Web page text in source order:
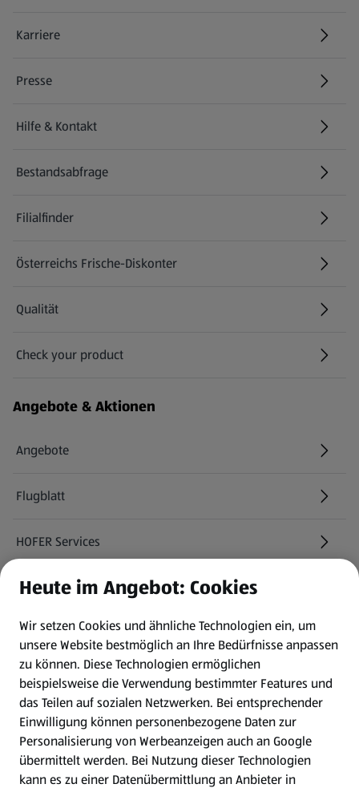
Karriere
(öffnet in einem neuen Tab)
Presse
Hilfe & Kontakt
(öffnet in einem neuen Tab)
Bestandsabfrage
(öffnet in einem neuen Tab)
Filialfinder
Österreichs Frische-Diskonter
Qualität
Check your product
(öffnet in einem neuen Tab)
Angebote & Aktionen
Angebote
Flugblatt
HOFER Services
Newsletter
WhatsApp
Gewinnspiele
Mein HOFER. Meine Einkäufe.
Meine Meinung. Mein HOFER.
Heute im Angebot: Cookies
Wir setzen Cookies und ähnliche Technologien ein, um
unsere Website bestmöglich an Ihre Bedürfnisse anpassen
zu können. Diese Technologien ermöglichen
beispielsweise die Verwendung bestimmter Features und
das Teilen auf sozialen Netzwerken. Bei entsprechender
Einwilligung können personenbezogene Daten zur
Personalisierung von Werbeanzeigen auch an Google
übermittelt werden. Bei Nutzung dieser Technologien
kann es zu einer Datenübermittlung an Anbieter in